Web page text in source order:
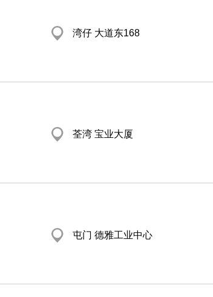
湾仔 大道东168
荃湾 宝业大厦
屯门 德雅工业中心